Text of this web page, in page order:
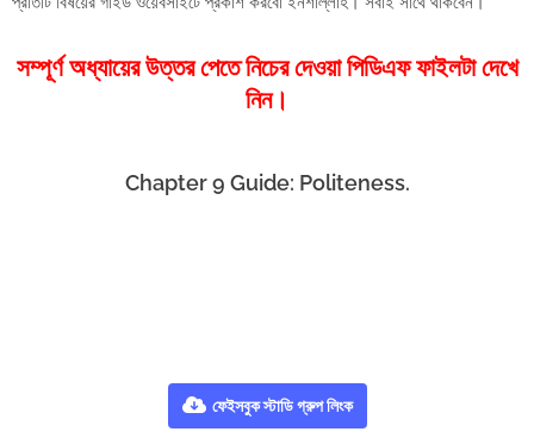
সম্পূর্ণ অধ্যায়ের উত্তর পেতে নিচের দেওয়া পিডিএফ ফাইলটা দেখে
নিন।
Chapter 9 Guide: Politeness.
ফেইসবুক স্টাডি গ্রুপ লিংক